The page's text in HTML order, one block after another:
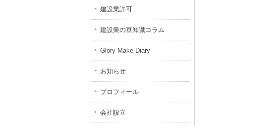
建設業許可
建設業の豆知識コラム
Glory Make Diary
お知らせ
プロフィール
会社設立